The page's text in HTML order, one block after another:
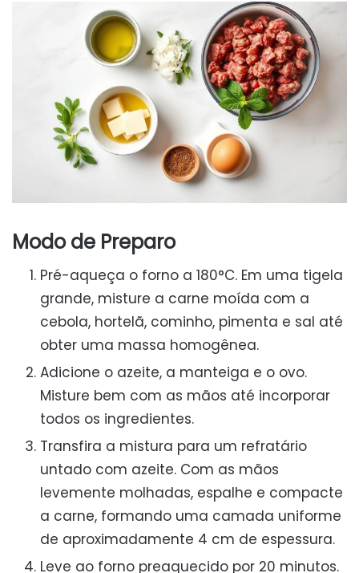
Modo de Preparo
Pré-aqueça o forno a 180°C. Em uma tigela
grande, misture a carne moída com a
cebola, hortelã, cominho, pimenta e sal até
obter uma massa homogênea.
Adicione o azeite, a manteiga e o ovo.
Misture bem com as mãos até incorporar
todos os ingredientes.
Transfira a mistura para um refratário
untado com azeite. Com as mãos
levemente molhadas, espalhe e compacte
a carne, formando uma camada uniforme
de aproximadamente 4 cm de espessura.
Leve ao forno preaquecido por 20 minutos.